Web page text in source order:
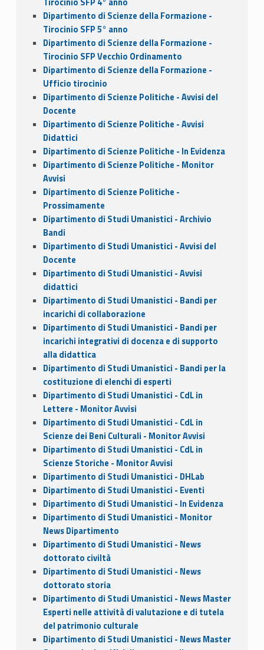
Dipartimento di Scienze della Formazione -
Tirocinio SFP 5° anno
Dipartimento di Scienze della Formazione -
Tirocinio SFP Vecchio Ordinamento
Dipartimento di Scienze della Formazione -
Ufficio tirocinio
Dipartimento di Scienze Politiche - Avvisi del
Docente
Dipartimento di Scienze Politiche - Avvisi
Didattici
Dipartimento di Scienze Politiche - In Evidenza
Dipartimento di Scienze Politiche - Monitor
Avvisi
Dipartimento di Scienze Politiche -
Prossimamente
Dipartimento di Studi Umanistici - Archivio
Bandi
Dipartimento di Studi Umanistici - Avvisi del
Docente
Dipartimento di Studi Umanistici - Avvisi
didattici
Dipartimento di Studi Umanistici - Bandi per
incarichi di collaborazione
Dipartimento di Studi Umanistici - Bandi per
incarichi integrativi di docenza e di supporto
alla didattica
Dipartimento di Studi Umanistici - Bandi per la
costituzione di elenchi di esperti
Dipartimento di Studi Umanistici - CdL in
Lettere - Monitor Avvisi
Dipartimento di Studi Umanistici - CdL in
Scienze dei Beni Culturali - Monitor Avvisi
Dipartimento di Studi Umanistici - CdL in
Scienze Storiche - Monitor Avvisi
Dipartimento di Studi Umanistici - DHLab
Dipartimento di Studi Umanistici - Eventi
Dipartimento di Studi Umanistici - In Evidenza
Dipartimento di Studi Umanistici - Monitor
News Dipartimento
Dipartimento di Studi Umanistici - News
dottorato civiltà
Dipartimento di Studi Umanistici - News
dottorato storia
Dipartimento di Studi Umanistici - News Master
Esperti nelle attività di valutazione e di tutela
del patrimonio culturale
Dipartimento di Studi Umanistici - News Master